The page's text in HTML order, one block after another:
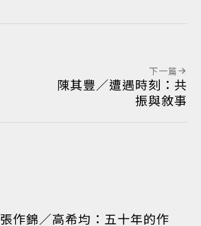
下一篇
陳其豐／遭遇時刻：共
振與敘事
張作錦／高希均：五十年的作